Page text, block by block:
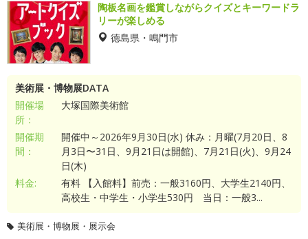
陶板名画を鑑賞しながらクイズとキーワードラ
リーが楽しめる
徳島県・鳴門市
美術展・博物展DATA
開催場
所：
大塚国際美術館
開催期
間：
開催中～2026年9月30日(水) 休み：月曜(7月20日、8
月3日〜31日、9月21日は開館)、7月21日(火)、9月24
日(木)
料金:
有料 【入館料】前売：一般3160円、大学生2140円、
高校生・中学生・小学生530円 当日：一般3...
美術展・博物展・展示会